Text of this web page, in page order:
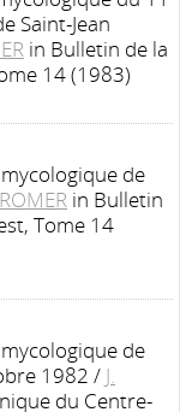
Saint-Jean
in Bulletin de la
14 (1983)
de
in Bulletin
Tome 14
de
1982 / J.
du Centre-